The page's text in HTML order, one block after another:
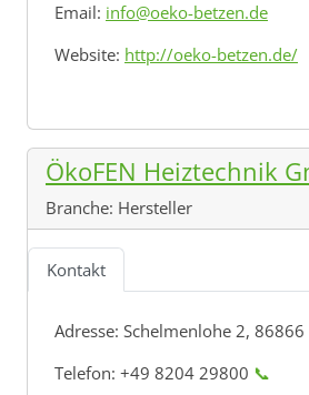
Email: info@oeko-betzen.de
Website: http://oeko-betzen.de/
ÖkoFEN Heiztechnik
Branche: Hersteller
Kontakt
Adresse: Schelmenlohe 2, 86866
Telefon: +49 8204 29800 📞